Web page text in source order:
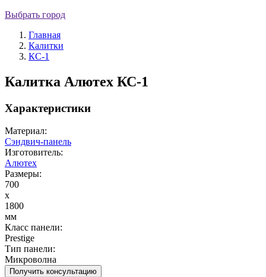
Выбрать город
Главная
Калитки
КС-1
Калитка Алютех КС-1
Характеристики
Материал:
Сэндвич-панель
Изготовитель:
Алютех
Размеры:
700
x
1800
мм
Класс панели:
Prestige
Тип панели:
Микроволна
Получить консультацию